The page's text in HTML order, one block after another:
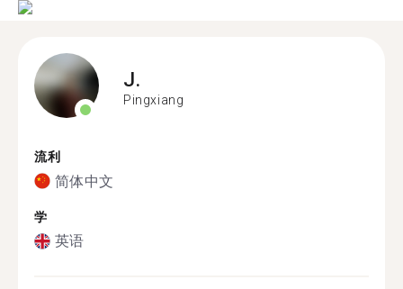
J.
Pingxiang
流利
简体中文
学
英语